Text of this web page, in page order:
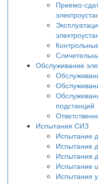
Приемо-
Обслуживание
подстанций
Испытания СИЗ
Испытание
Испытание
Испытания
Испытание
Испытания